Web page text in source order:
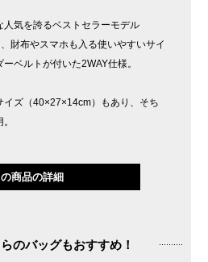
人気を誇るベストセラーモデル
財布やスマホも入る使いやすいサイ
ベルトが付いた2WAY仕様。
イズ（40×27×14cm）もあり、そち
商品の詳細
のバッグもおすすめ！